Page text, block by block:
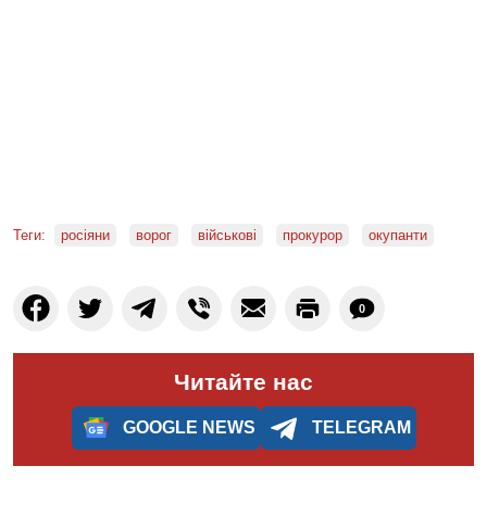
Теги: росіяни ворог військові прокурор окупанти
0
Читайте нас
GOOGLE NEWS TELEGRAM